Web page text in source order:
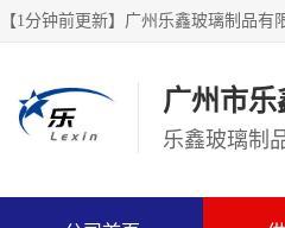
广州市
乐鑫玻璃制